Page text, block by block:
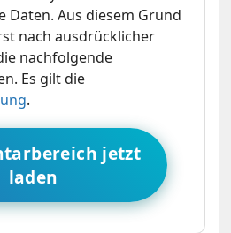
Daten. Aus diesem Grund
nach ausdrücklicher
nachfolgende
Es gilt die
.
jetzt
laden